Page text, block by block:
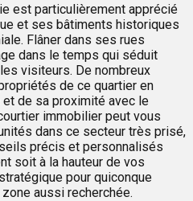
est particulièrement apprécié
et ses bâtiments historiques
Flâner dans ses rues
dans le temps qui séduit
visiteurs. De nombreux
de ce quartier en
de sa proximité avec le
immobilier peut vous
dans ce secteur très prisé,
précis et personnalisés
soit à la hauteur de vos
pour quiconque
aussi recherchée.